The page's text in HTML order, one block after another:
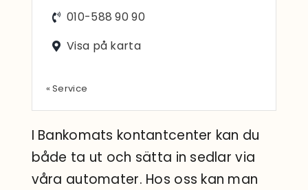
010-588 90 90
Visa på karta
« Service
I Bankomats kontantcenter kan du
både ta ut och sätta in sedlar via
våra automater. Hos oss kan man